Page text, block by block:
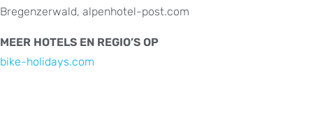
Bregenzerwald, alpenhotel-post.com
MEER HOTELS EN REGIO’S OP
bike-holidays.com